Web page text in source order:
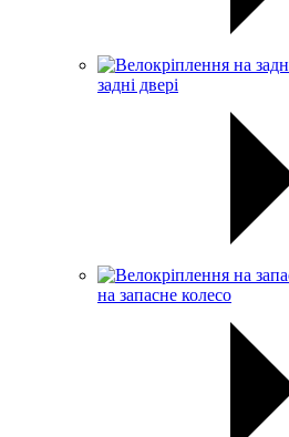
задні двері
на запасне колесо